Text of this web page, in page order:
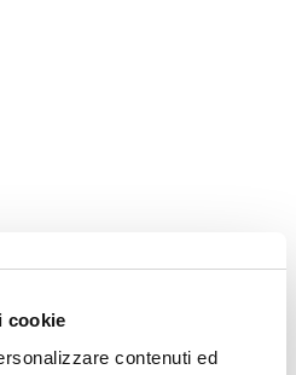
cookie
contenuti ed